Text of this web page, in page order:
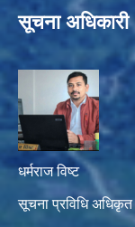
सूचना अधिकारी
धर्मराज विष्ट
सूचना प्रविधि अधिकृत